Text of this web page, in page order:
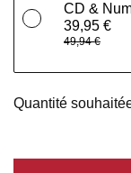
CD &
39,95 €
49,94 €
Quantité